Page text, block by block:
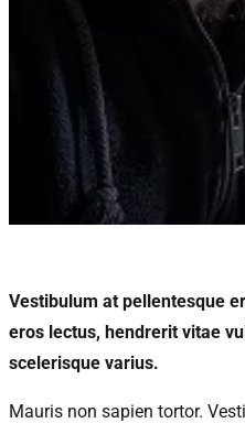
Vestibulum at pellentesque
eros lectus, hendrerit vitae
scelerisque varius.
Mauris non sapien tortor.